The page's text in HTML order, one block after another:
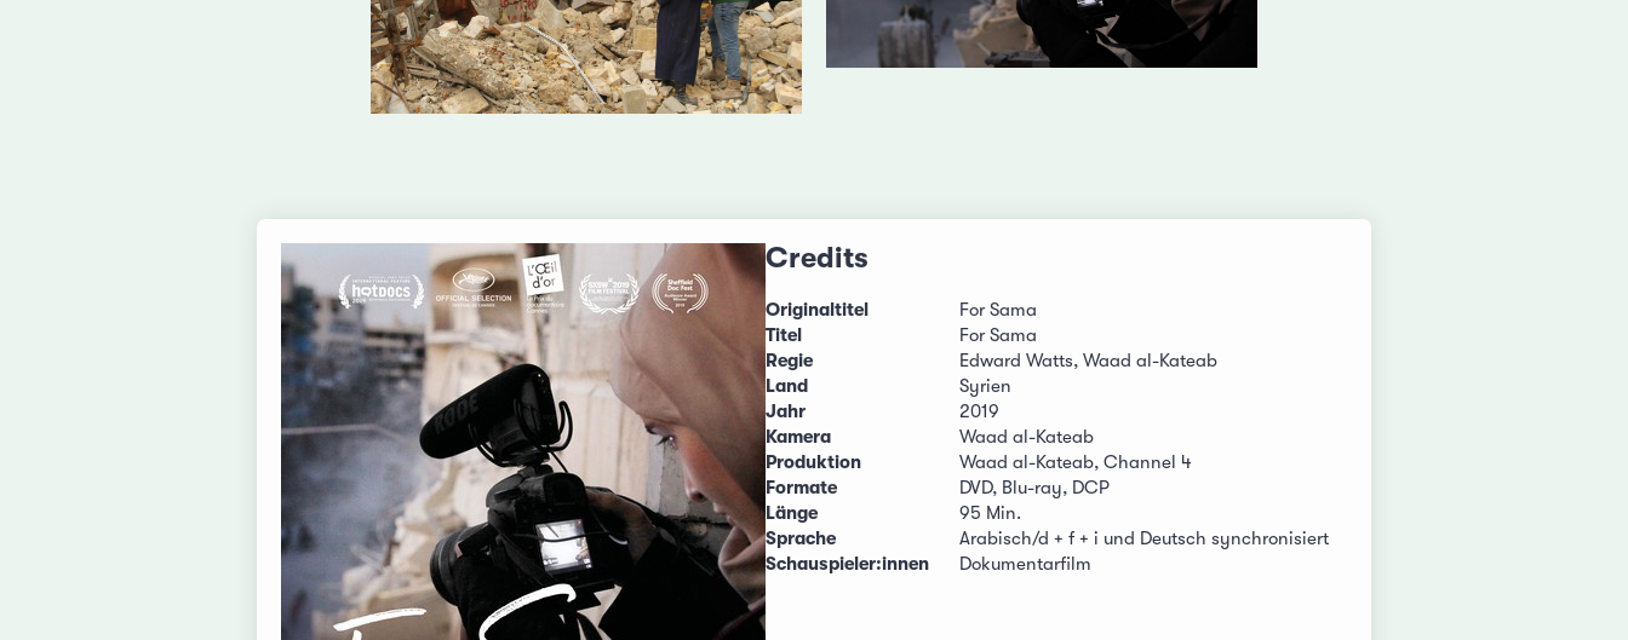
Credits
Originaltitel
For Sama
Titel
For Sama
Regie
Edward Watts, Waad al-Kateab
Land
Syrien
Jahr
2019
Kamera
Waad al-Kateab
Produktion
Waad al-Kateab, Channel 4
Formate
DVD, Blu-ray, DCP
Länge
95 Min.
Sprache
Arabisch/d + f + i und Deutsch synchronisiert
Schauspieler:innen
Dokumentarfilm